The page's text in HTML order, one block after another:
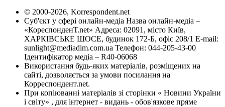
© 2000-2026, Korrespondent.net
Суб'єкт у сфері онлайн-медіа Назва онлайн-медіа –
«КореспонденТ.net» Адреса: 02091, місто Київ,
ХАРКІВСЬКЕ ШОСЕ, будинок 172-Б, офіс 208/1 E-mail:
sunlight@mediadim.com.ua Телефон: 044-205-43-00
Ідентифікатор медіа – R40-06068
Використання будь-яких матеріалів, розміщених на
сайті, дозволяється за умови посилання на
Корреспондент.net.
При копіюванні матеріалів зі сторінки « Новини України
і світу» , для інтернет - видань - обов'язкове пряме